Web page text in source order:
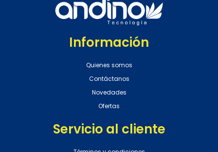
Información
Quienes somos
Contáctanos
Novedades
Ofertas
Servicio al cliente